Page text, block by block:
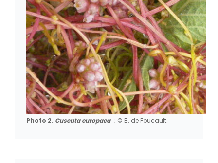
Photo 2. Cuscuta europaea ; © B. de Foucault.